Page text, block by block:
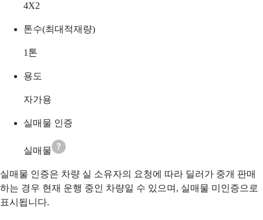
4X2
톤수(최대적재량)
1 톤
용도
자가용
실매물 인증
실매물
실매물 인증은 차량 실 소유자의 요청에 따라 딜러가 중개 판매
하는 경우 현재 운행 중인 차량일 수 있으며, 실매물 미인증으로
표시됩니다.